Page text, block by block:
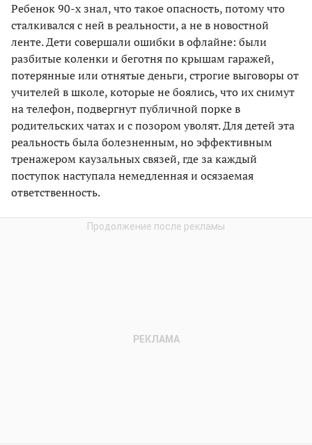
Ребенок 90-х знал, что такое опасность, потому что
сталкивался с ней в реальности, а не в новостной
ленте. Дети совершали ошибки в офлайне: были
разбитые коленки и беготня по крышам гаражей,
потерянные или отнятые деньги, строгие выговоры от
учителей в школе, которые не боялись, что их снимут
на телефон, подвергнут публичной порке в
родительских чатах и с позором уволят. Для детей эта
реальность была болезненным, но эффективным
тренажером каузальных связей, где за каждый
поступок наступала немедленная и осязаемая
ответственность.